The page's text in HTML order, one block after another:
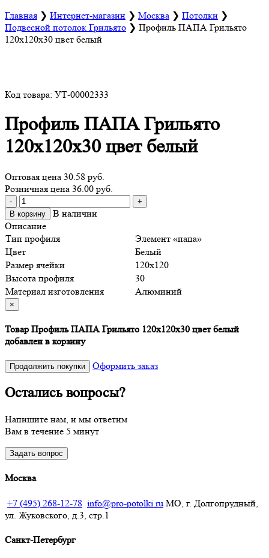
Главная ❯ Интернет-магазин ❯ Москва ❯ Потолки ❯
Подвесной потолок Грильято ❯ Профиль ПАПА Грильято
120х120х30 цвет белый
Код товара: УТ-00002333
Профиль ПАПА Грильято
120х120х30 цвет белый
Оптовая цена 30.58 руб.
Розничная цена 36.00 руб.
Количество
товара
Профиль
ПАПА
Грильято
120х120х30
цвет
белый
-
+
В корзину
В наличии
Описание
Тип профиля
Элемент «папа»
Цвет
Белый
Размер ячейки
120х120
Высота профиля
30
Материал изготовления
Алюминий
×
Товар Профиль ПАПА Грильято 120х120х30 цвет белый
добавлен в корзину
Продолжить покупки Оформить заказ
Остались вопросы?
Напишите нам, и мы ответим
Вам в течение 5 минут
Задать вопрос
Москва
+7 (495) 268-12-78 info@pro-potolki.ru МО, г. Долгопрудный,
ул. Жуковского, д.3, стр.1
Санкт-Петербург